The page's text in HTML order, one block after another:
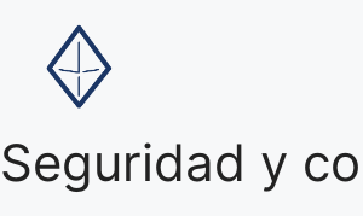
contenido
Seguridad y